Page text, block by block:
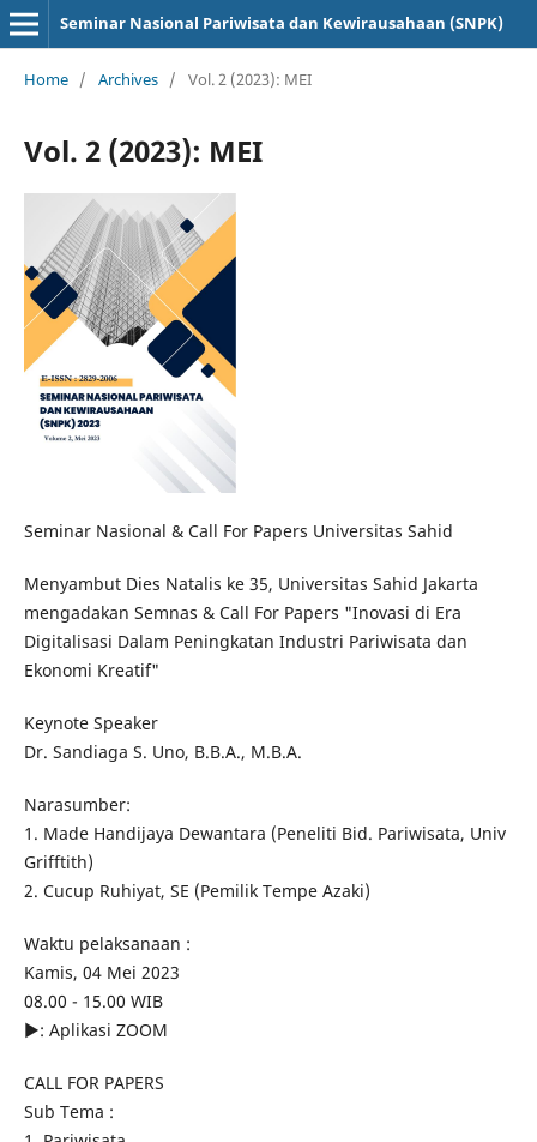
Seminar Nasional Pariwisata dan Kewirausahaan (SNPK)
Home / Archives / Vol. 2 (2023): MEI
Vol. 2 (2023): MEI
Seminar Nasional & Call For Papers Universitas Sahid
Menyambut Dies Natalis ke 35, Universitas Sahid Jakarta
mengadakan Semnas & Call For Papers "Inovasi di Era
Digitalisasi Dalam Peningkatan Industri Pariwisata dan
Ekonomi Kreatif"
Keynote Speaker
Dr. Sandiaga S. Uno, B.B.A., M.B.A.
Narasumber:
1. Made Handijaya Dewantara (Peneliti Bid. Pariwisata, Univ
Grifftith)
2. Cucup Ruhiyat, SE (Pemilik Tempe Azaki)
Waktu pelaksanaan :
Kamis, 04 Mei 2023
08.00 - 15.00 WIB
▶️: Aplikasi ZOOM
CALL FOR PAPERS
Sub Tema :